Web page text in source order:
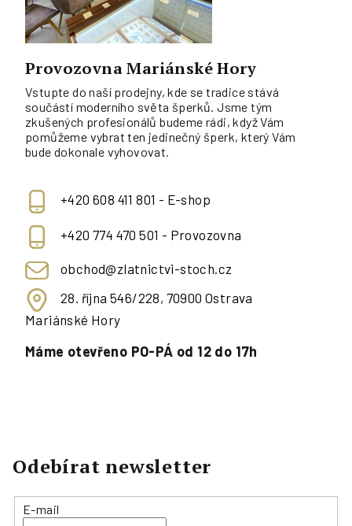
Provozovna Mariánské Hory
Vstupte do naší prodejny, kde se tradice stává
součástí moderního světa šperků. Jsme tým
zkušených profesionálů budeme rádi, když Vám
pomůžeme vybrat ten jedinečný šperk, který Vám
bude dokonale vyhovovat.
+420 608 411 801 - E-shop
+420 774 470 501 - Provozovna
obchod@zlatnictvi-stoch.cz
28. října 546/228, 70900 Ostrava
Mariánské Hory
Máme otevřeno PO-PÁ od 12 do 17h
Odebírat newsletter
E-mail